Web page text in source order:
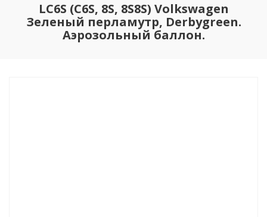
LC6S (C6S, 8S, 8S8S) Volkswagen
Зеленый перламутр, Derbygreen.
Аэрозольный баллон.